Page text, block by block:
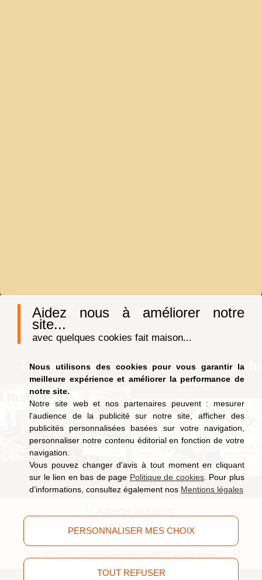
Aidez nous à améliorer notre
site...
avec quelques cookies fait maison...
Nous utilisons des cookies pour vous garantir la
meilleure expérience et améliorer la performance de
notre site.
Notre site web et nos partenaires peuvent : mesurer
l'audience de la publicité sur notre site, afficher des
publicités personnalisées basées sur votre navigation,
personnaliser notre contenu éditorial en fonction de votre
navigation.
Vous pouvez changer d'avis à tout moment en cliquant
sur le lien en bas de page Politique de cookies. Pour plus
d’informations, consultez également nos Mentions légales
TOUT REFUSER
PERSONNALISER MES CHOIX
Notre auberge
Vente de produit du
terroir
9, route de Saucefaing, 88400 Liézey(Vosges)
E-mail :aubergedeliezey88@gmail.com